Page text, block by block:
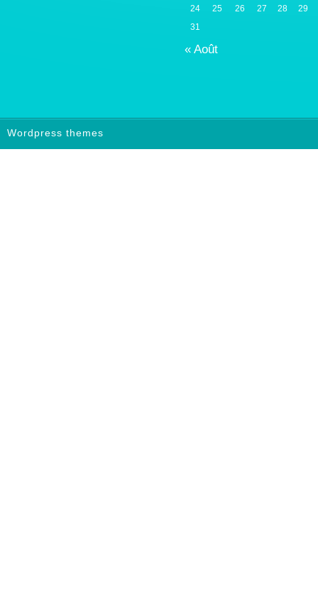
« Août
24
25 26 27 28
29
31
Wordpress themes